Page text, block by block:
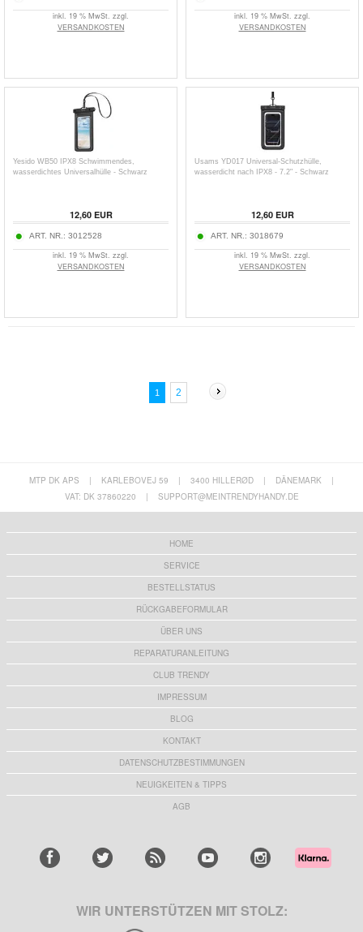
inkl. 19 % MwSt. zzgl.
VERSANDKOSTEN
inkl. 19 % MwSt. zzgl.
VERSANDKOSTEN
Yesido WB50 IPX8 Schwimmendes,
wasserdichtes Universalhülle - Schwarz
12,60EUR
ART. NR.: 3012528
inkl. 19 % MwSt. zzgl.
VERSANDKOSTEN
Usams YD017 Universal-Schutzhülle,
wasserdicht nach IPX8 - 7.2" - Schwarz
12,60EUR
ART. NR.: 3018679
inkl. 19 % MwSt. zzgl.
VERSANDKOSTEN
1 2
MTP DK APS | KARLEBOVEJ 59 | 3400 HILLERØD | DÄNEMARK
|
VAT: DK 37860220
| SUPPORT@MEINTRENDYHANDY.DE
HOME
SERVICE
BESTELLSTATUS
RÜCKGABEFORMULAR
ÜBER UNS
REPARATURANLEITUNG
CLUB TRENDY
IMPRESSUM
BLOG
KONTAKT
DATENSCHUTZBESTIMMUNGEN
NEUIGKEITEN & TIPPS
AGB
WIR UNTERSTÜTZEN MIT STOLZ: